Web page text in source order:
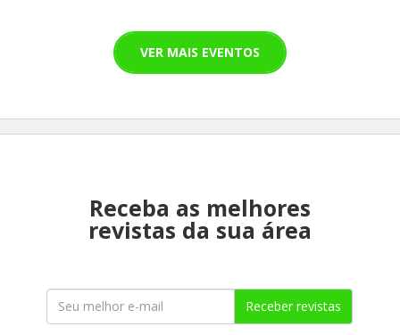
VER MAIS EVENTOS
Receba as melhores
revistas da sua área
Receber revistas